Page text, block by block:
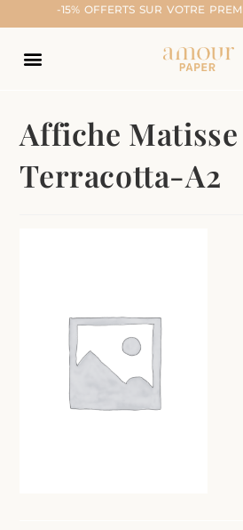
-15% OFFERTS SUR VOTRE
Affiche Matisse
Terracotta-A2